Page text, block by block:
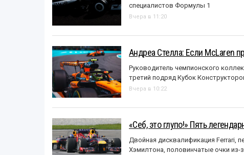
специалистов Формулы 1
Вчера в 11:20
Андреа Стелла: Если McLaren
Руководитель чемпионского
третий подряд Кубок
Вчера в 10:22
«Себ, это глупо!» Пять
Двойная дисквалификация Ferrari,
Хэмилтона, половинчатые очки из-